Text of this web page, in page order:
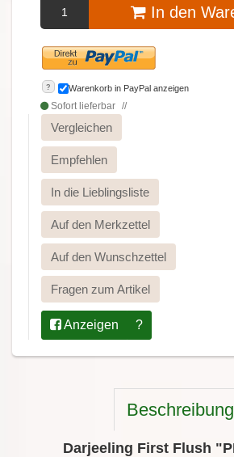
In den
? Warenkorb in PayPal anzeigen
Sofort lieferbar
Vergleichen
Empfehlen
In die Lieblingsliste
Auf den Merkzettel
Auf den Wunschzettel
Fragen zum Artikel
Anzeigen ?
Beschreibung
Darjeeling First Flush